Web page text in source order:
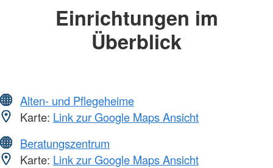
Einrichtungen im
Überblick
Alten- und Pflegeheime
Karte: Link zur Google Maps Ansicht
Beratungszentrum
Karte: Link zur Google Maps Ansicht